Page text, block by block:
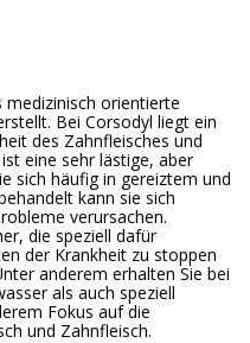
orientierte
Bei Corsodyl liegt ein
des Zahnfleisches und
eine sehr lästige, aber
sich häufig in gereiztem und
kann sie sich
verursachen.
die speziell dafür
der Krankheit zu stoppen
anderem erhalten Sie bei
als auch speziell
Fokus auf die
und Zahnfleisch.